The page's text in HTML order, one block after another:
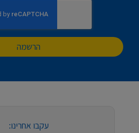
הרשמה
עקבו אחרינו: